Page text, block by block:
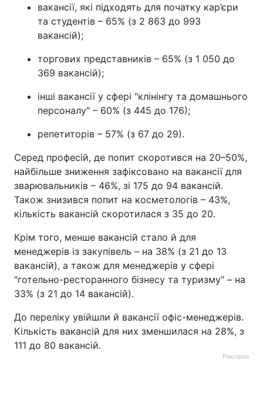
вакансії, які підходять для початку кар’єри
та студентів – 65% (з 2 863 до 993
вакансій);
торгових представників – 65% (з 1 050 до
369 вакансій);
інші вакансії у сфері "клінінгу та домашнього
персоналу" – 60% (з 445 до 176);
репетиторів – 57% (з 67 до 29).
Серед професій, де попит скоротився на 20–50%,
найбільше зниження зафіксовано на вакансії для
зварювальників – 46%, зі 175 до 94 вакансій.
Також знизився попит на косметологів – 43%,
кількість вакансій скоротилася з 35 до 20.
Крім того, менше вакансій стало й для
менеджерів із закупівель – на 38% (з 21 до 13
вакансій), а також для менеджерів у сфері
"готельно-ресторанного бізнесу та туризму" – на
33% (з 21 до 14 вакансій).
До переліку увійшли й вакансії офіс-менеджерів.
Кількість вакансій для них зменшилася на 28%, з
111 до 80 вакансій.
Реклама